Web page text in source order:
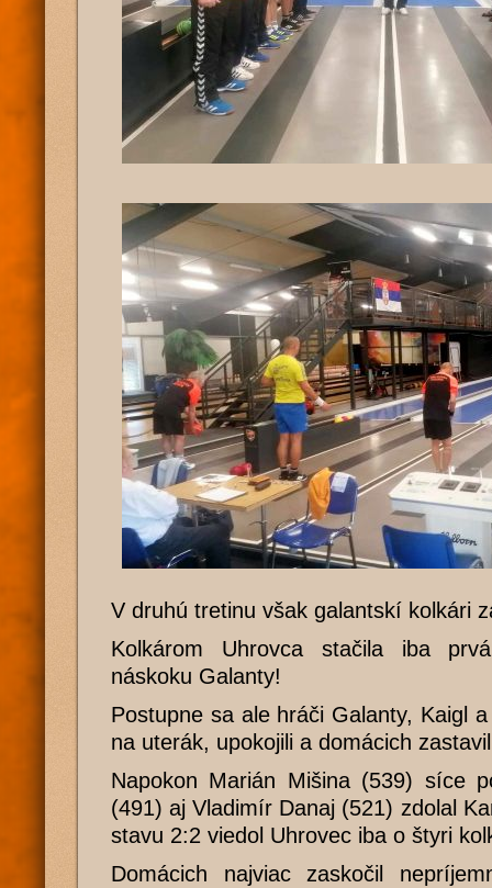
V druhú tretinu však galantskí kolkári
Kolkárom Uhrovca stačila iba
náskoku Galanty!
Postupne sa ale hráči Galanty, Kaigl
na uterák, upokojili a domácich
Napokon Marián Mišina (539) síce
(491) aj Vladimír Danaj (521) zdolal
stavu 2:2 viedol Uhrovec iba o štyri
Domácich najviac zaskočil